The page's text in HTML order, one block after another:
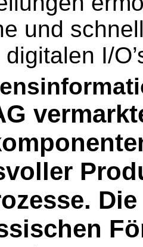
und
I/